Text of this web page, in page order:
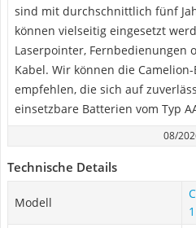
sind mit durchschnittlich fünf
können vielseitig eingesetzt
Laserpointer, Fernbedienungen
Kabel. Wir können die
empfehlen, die sich auf
einsetzbare Batterien vom Typ
08/
Technische Details
Modell